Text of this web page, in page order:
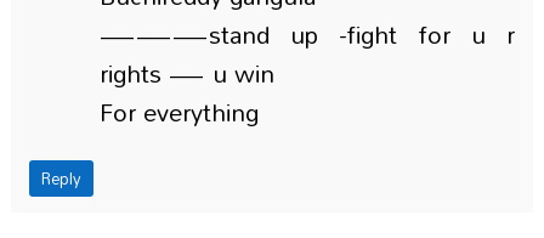
———stand up -fight for u r
rights — u win
For everything
Reply